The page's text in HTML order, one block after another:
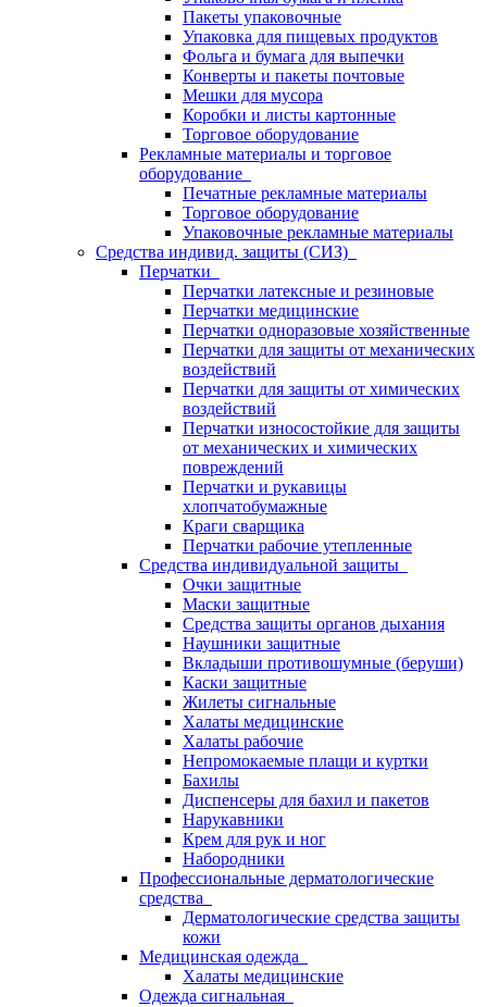
Пакеты упаковочные
Упаковка для пищевых продуктов
Фольга и бумага для выпечки
Конверты и пакеты почтовые
Мешки для мусора
Коробки и листы картонные
Торговое оборудование
Рекламные материалы и торговое
оборудование
Печатные рекламные материалы
Торговое оборудование
Упаковочные рекламные материалы
Средства индивид. защиты (СИЗ)
Перчатки
Перчатки латексные и резиновые
Перчатки медицинские
Перчатки одноразовые хозяйственные
Перчатки для защиты от механических
воздействий
Перчатки для защиты от химических
воздействий
Перчатки износостойкие для защиты
от механических и химических
повреждений
Перчатки и рукавицы
хлопчатобумажные
Краги сварщика
Перчатки рабочие утепленные
Средства индивидуальной защиты
Очки защитные
Маски защитные
Средства защиты органов дыхания
Наушники защитные
Вкладыши противошумные (беруши)
Каски защитные
Жилеты сигнальные
Халаты медицинские
Халаты рабочие
Непромокаемые плащи и куртки
Бахилы
Диспенсеры для бахил и пакетов
Нарукавники
Крем для рук и ног
Набородники
Профессиональные дерматологические
средства
Дерматологические средства защиты
кожи
Медицинская одежда
Халаты медицинские
Одежда сигнальная